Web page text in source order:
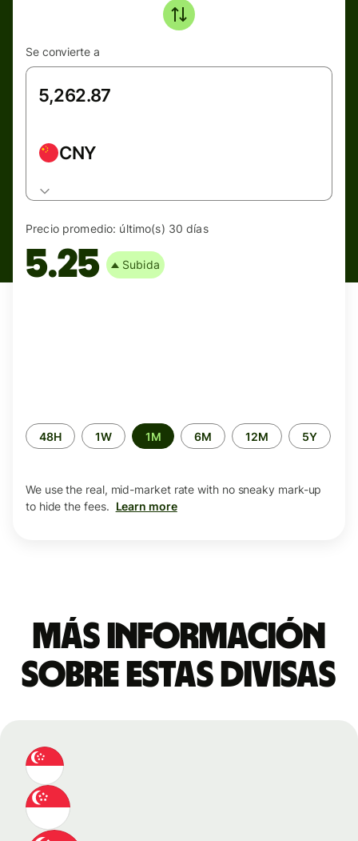
Se convierte a
CNY
Precio promedio: último(s) 30 días
5.25 Subida
Time
period
48H 1W 1M 6M 12M 5Y
We use the real, mid-market rate with no sneaky mark-up
to hide the fees. Learn more
Más información
sobre estas divisas